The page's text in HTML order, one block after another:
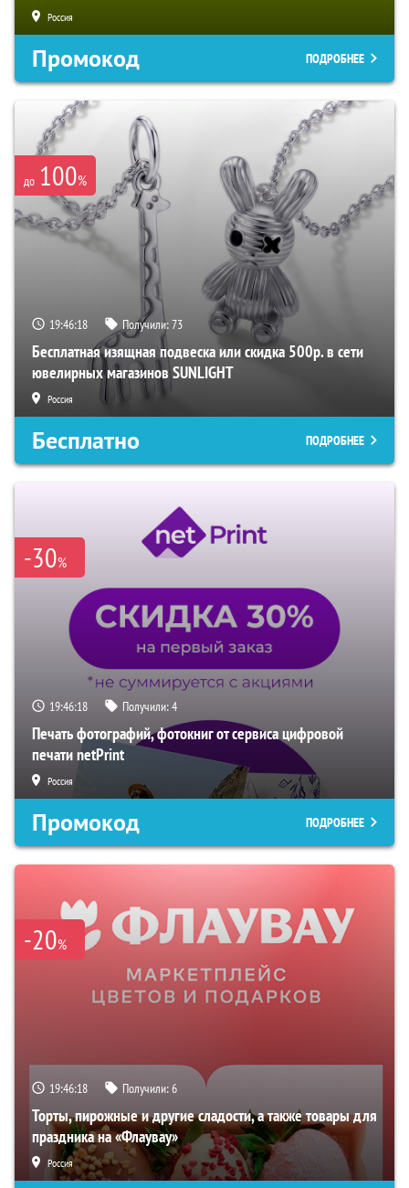
Россия
Промокод ПОДРОБНЕЕ
до 100%
19:46:17 Получили:73
Бесплатная изящная подвеска или скидка 500р. в сети
ювелирных магазинов SUNLIGHT
Россия
Бесплатно ПОДРОБНЕЕ
-30%
19:46:17 Получили:4
Печать фотографий, фотокниг от сервиса цифровой
печати netPrint
Россия
Промокод ПОДРОБНЕЕ
-20%
19:46:17 Получили:6
Торты, пирожные и другие сладости, а также товары для
праздника на «Флаувау»
Россия